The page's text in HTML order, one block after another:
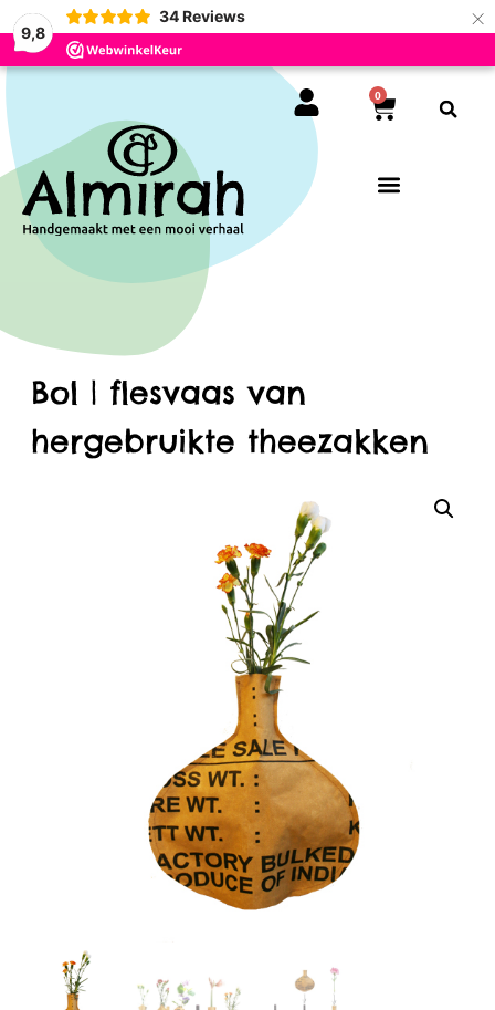
9,8
34 Reviews ×
0
Bol | flesvaas van
hergebruikte theezakken